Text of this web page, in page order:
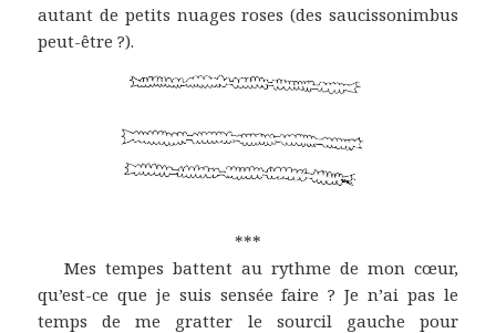
autant de petits nuages roses (des saucissonimbus
peut-être ?).
***
Mes tempes battent au rythme de mon cœur,
qu’est-ce que je suis sensée faire ? Je n’ai pas le
temps de me gratter le sourcil gauche pour